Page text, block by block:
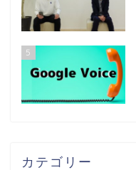
5
カテゴリー